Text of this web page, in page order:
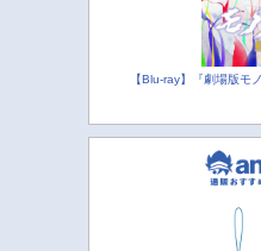
【Blu-ray】『劇場版モ